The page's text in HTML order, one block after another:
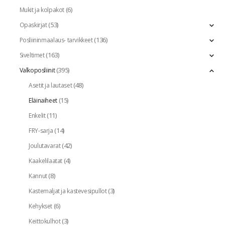
Mukit ja kolpakot(6)
Opaskirjat(53)
Posliininmaalaus- tarvikkeet(136)
Siveltimet(163)
Valkoposliinit(395)
Asetit ja lautaset(48)
Eläinaiheet(15)
Enkelit(11)
FRY-sarja(14)
Joulutavarat(42)
Kaakelilaatat(4)
Kannut(8)
Kastemaljat ja kastevesipullot(3)
Kehykset(6)
Keittokulhot(3)